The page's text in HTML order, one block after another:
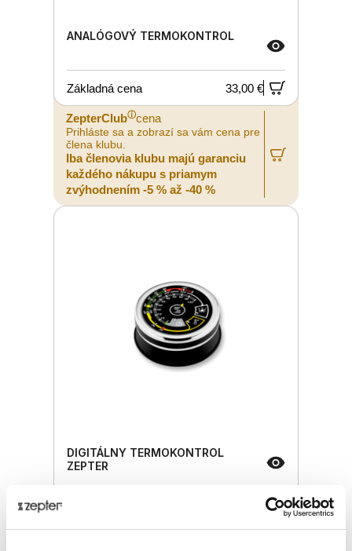
ANALÓGOVÝ TERMOKONTROL
Základná cena 33,00 €
ZepterClubⓘcena
Prihláste sa a zobrazí sa vám cena pre
člena klubu.
Iba členovia klubu majú garanciu
každého nákupu s priamym
zvýhodnením -5 % až -40 %
DIGITÁLNY TERMOKONTROL
ZEPTER
ⓘ